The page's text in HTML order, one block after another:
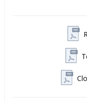
Diameter: 31mm
Vikt: 103 gram
XLR anslutning
integrerad